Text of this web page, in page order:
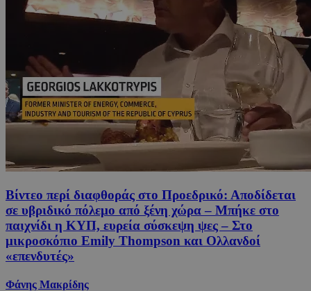
Βίντεο περί διαφθοράς στο Προεδρικό: Αποδίδεται
σε υβριδικό πόλεμο από ξένη χώρα – Μπήκε στο
παιχνίδι η ΚΥΠ, ευρεία σύσκεψη ψες – Στο
μικροσκόπιο Emily Thompson και Ολλανδοί
«επενδυτές»
Φάνης Μακρίδης